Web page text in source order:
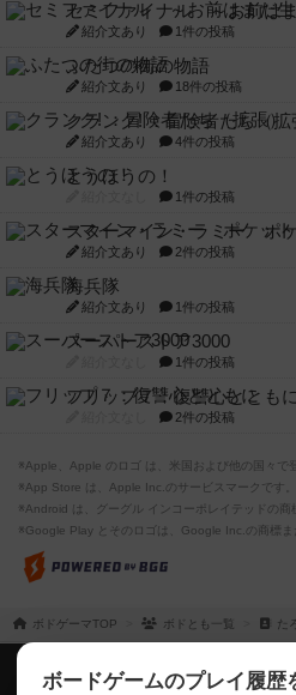
セミファイナル ～お前は
紹介文あり 1件の投稿
ふたつの街の物語
紹介文あり 18件の投稿
クランク! ：冒険者たち（拡
紹介文あり 4件の投稿
とうほうの！
1件の投稿
スターマイン・ラミー ポ
紹介文あり 2件の投稿
海兵隊
紹介文あり 1件の投稿
スーパーストア3000
1件の投稿
フリップ７：復讐心とともに
2件の投稿
※Apple、Apple のロゴ は、米国および他の国々で
※App Store は、Apple Inc.のサービスマークです。
※Android は、グーグル インコーポレイテッドの商
※Google Play とそのロゴは、Google Inc.の商標ま
ボドゲーマTOP ボドとも一覧 た
ボードゲームのプレイ履歴
ボドゲーマTOP